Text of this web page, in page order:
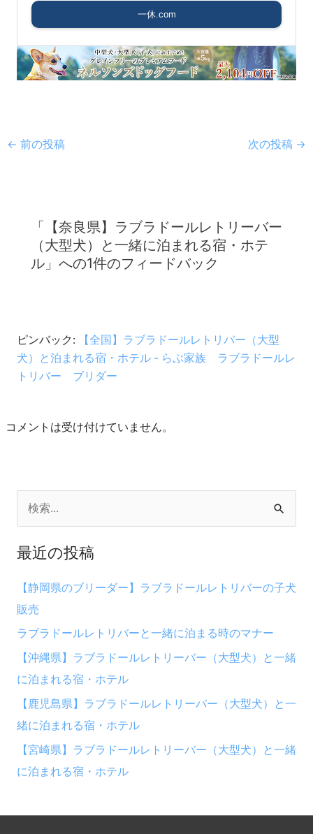
一休.com
← 前の投稿 次の投稿 →
「【奈良県】ラブラドールレトリーバー
（大型犬）と一緒に泊まれる宿・ホテ
ル」への1件のフィードバック
ピンバック:
【全国】ラブラドールレトリバー（大型
犬）と泊まれる宿・ホテル - らぶ家族 ラブラドールレ
トリバー ブリダー
コメントは受け付けていません。
対
最近の投稿
【静岡県のブリーダー】ラブラドールレトリバーの子犬
販売
ラブラドールレトリバーと一緒に泊まる時のマナー
【沖縄県】ラブラドールレトリーバー（大型犬）と一緒
に泊まれる宿・ホテル
【鹿児島県】ラブラドールレトリーバー（大型犬）と一
緒に泊まれる宿・ホテル
【宮崎県】ラブラドールレトリーバー（大型犬）と一緒
に泊まれる宿・ホテル